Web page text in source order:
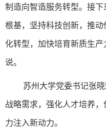
制造向智造服务转型。接
根基，坚持科技创新，推
化转型，加快培育新质生
说。
苏州大学党委书记张
战略需求，强化人才培养
力注入新动力。